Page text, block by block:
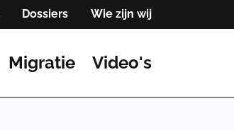
Dossiers Wie zijn wij
Migratie Video's